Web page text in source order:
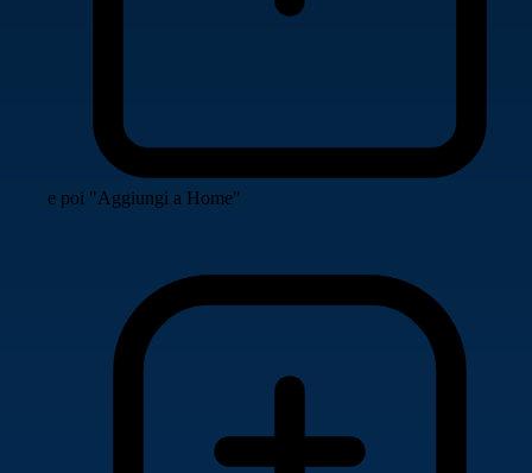
e poi "Aggiungi a Home"